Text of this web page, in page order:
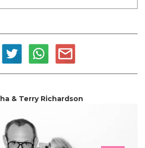
& Terry Richardson